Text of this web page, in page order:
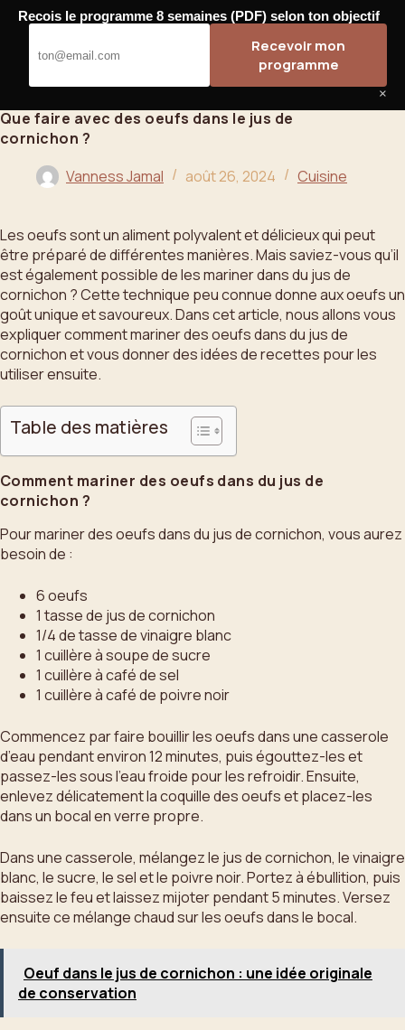
Passer
contenu
Bahoo
Que faire avec des oeufs dans le jus de
cornichon ?
Vanness Jamal
août 26, 2024 Cuisine
Les oeufs sont un aliment polyvalent et délicieux qui peut
être préparé de différentes manières. Mais saviez-vous qu’il
est également possible de les mariner dans du jus de
cornichon ? Cette technique peu connue donne aux oeufs un
goût unique et savoureux. Dans cet article, nous allons vous
expliquer comment mariner des oeufs dans du jus de
cornichon et vous donner des idées de recettes pour les
utiliser ensuite.
Table des matières
Comment mariner des oeufs dans du jus de
cornichon ?
Pour mariner des oeufs dans du jus de cornichon, vous aurez
besoin de :
6 oeufs
1 tasse de jus de cornichon
1/4 de tasse de vinaigre blanc
1 cuillère à soupe de sucre
1 cuillère à café de sel
1 cuillère à café de poivre noir
Commencez par faire bouillir les oeufs dans une casserole
d’eau pendant environ 12 minutes, puis égouttez-les et
passez-les sous l’eau froide pour les refroidir. Ensuite,
enlevez délicatement la coquille des oeufs et placez-les
dans un bocal en verre propre.
Dans une casserole, mélangez le jus de cornichon, le vinaigre
blanc, le sucre, le sel et le poivre noir. Portez à ébullition, puis
baissez le feu et laissez mijoter pendant 5 minutes. Versez
ensuite ce mélange chaud sur les oeufs dans le bocal.
Oeuf dans le jus de cornichon : une idée originale
de conservation
Recois le programme 8 semaines (PDF) selon ton objectif
Recevoir mon
programme
×